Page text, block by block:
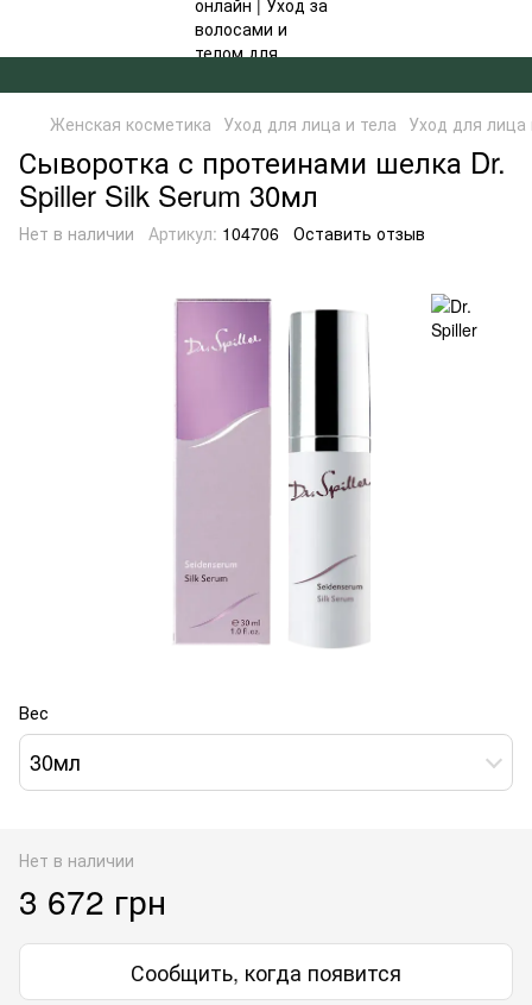
Женская косметика Уход для лица и тела Уход для лица
Сыворотка с протеинами шелка Dr.
Spiller Silk Serum 30мл
Нет в наличии Артикул: 104706 Оставить отзыв
Вес
30мл
Нет в наличии
3 672 грн
Сообщить, когда появится